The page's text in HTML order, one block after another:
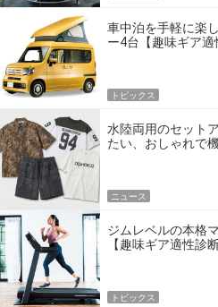
車中泊を手軽に楽
ー4台【趣味ギア適
トピックス
水陸両用のセット
たい、おしゃれで
ニュース
ジムレベルの本格
【趣味ギア適性診断
トピックス